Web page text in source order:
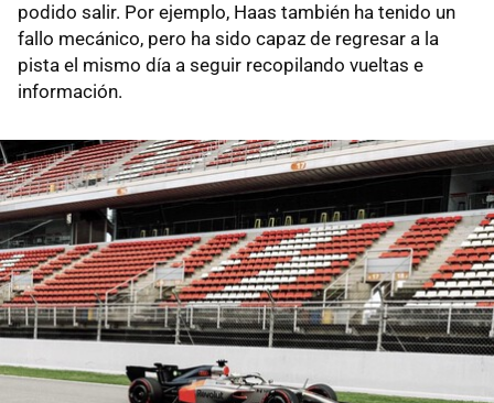
podido salir. Por ejemplo, Haas también ha tenido un
fallo mecánico, pero ha sido capaz de regresar a la
pista el mismo día a seguir recopilando vueltas e
información.